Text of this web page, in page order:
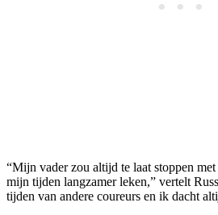
“Mijn vader zou altijd te laat stoppen
mijn tijden langzamer leken,” vertelt
tijden van andere coureurs en ik dacht